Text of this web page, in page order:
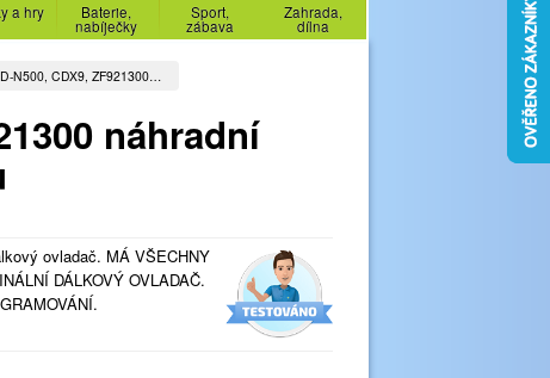
a hry Baterie,
nabíječky
Sport,
zábava
Zahrada,
dílna
N500, CDX9, ZF921300…
náhradní
ovladač. MÁ VŠECHNY
DÁLKOVÝ OVLADAČ.